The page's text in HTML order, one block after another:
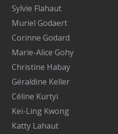
Sylvie Flahaut
Muriel Godaert
Corinne Godard
Marie-Alice Gohy
Christine Habay
Géraldine Keller
Céline Kurtyi
Kei-Ling Kwong
Katty Lahaut